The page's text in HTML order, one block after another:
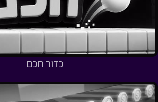
כדור חכם